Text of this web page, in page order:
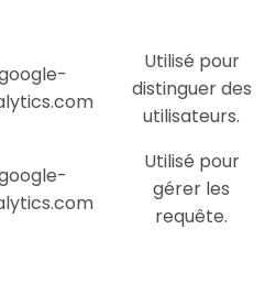
Utilisé pour
distinguer des
utilisateurs.
Utilisé pour
gérer les
requête.